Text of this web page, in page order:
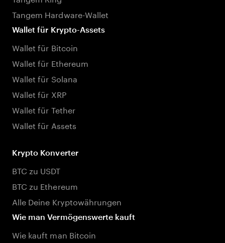
Tangem Hardware-Wallet
Wallet für Krypto-Assets
Wallet für Bitcoin
Wallet für Ethereum
Wallet für Solana
Wallet für XRP
Wallet für Tether
Wallet für Assets
Krypto Konverter
BTC zu USDT
BTC zu Ethereum
Alle Deine Kryptowährungen
Wie man Vermögenswerte kauft
Wie kauft man Bitcoin